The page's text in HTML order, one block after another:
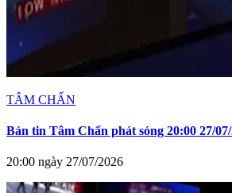
TÂM CHẤN
Bản tin Tâm Chấn phát sóng 20:00 27/
20:00 ngày 27/07/2026